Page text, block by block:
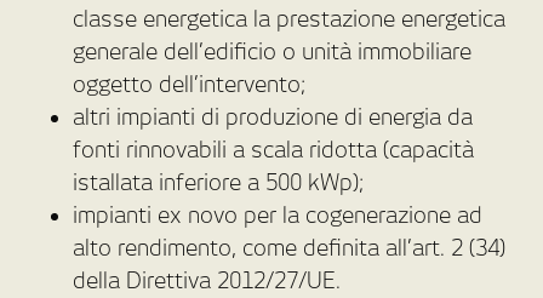
classe energetica la prestazione energetica
generale dell’edificio o unità immobiliare
oggetto dell’intervento;
altri impianti di produzione di energia da
fonti rinnovabili a scala ridotta (capacità
istallata inferiore a 500 kWp);
impianti ex novo per la cogenerazione ad
alto rendimento, come definita all’art. 2 (34)
della Direttiva 2012/27/UE.